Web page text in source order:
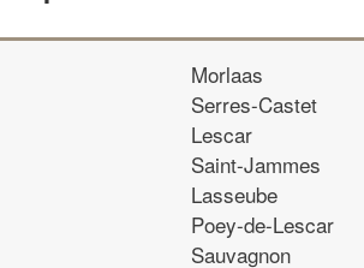
Morlaas
Serres-Castet
Lescar
Saint-Jammes
Lasseube
Poey-de-Lescar
Sauvagnon